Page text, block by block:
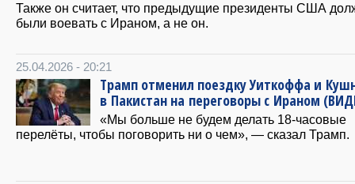
Также он считает, что предыдущие президенты США
были воевать с Ираном, а не он.
25.04.2026 - 20:21
Трамп отменил поездку Уиткоффа и
в Пакистан на переговоры с Ираном
«Мы больше не будем делать 18-часовые
перелёты, чтобы поговорить ни о чем», — сказал Трамп.